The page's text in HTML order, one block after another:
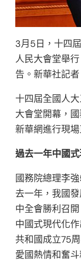
3月5日，十四
人民大會堂舉
告。新華社記
十四屆全國人
大會堂開幕，
新華網進行現
過去一年中國
國務院總理李
去一年，我國
中全會勝利召
中國式現代化
共和國成立75
愛國熱情和奮